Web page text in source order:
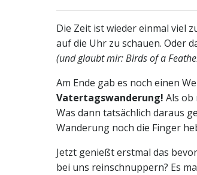
Die Zeit ist wieder einmal viel
auf die Uhr zu schauen. Oder
(und glaubt mir: Birds of a
Am Ende gab es noch einen
Vatertagswanderung! Als ob
Was dann tatsächlich daraus
Wanderung noch die Finger
Jetzt genießt erstmal das
bei uns reinschnuppern? Es